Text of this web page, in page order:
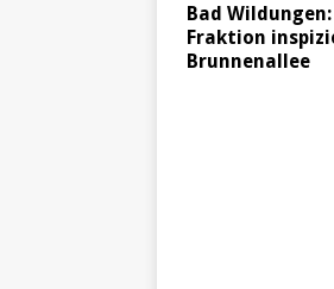
Bad Wildungen:
Fraktion
Brunnenallee